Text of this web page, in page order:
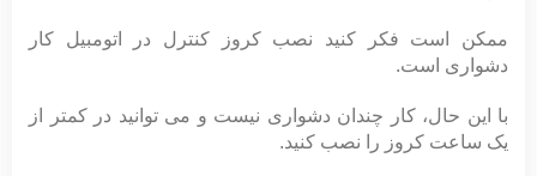
ممکن است فکر کنید نصب کروز کنترل در اتومبیل کار
دشواری است.
با این حال، کار چندان دشواری نیست و می توانید در کمتر از
یک ساعت کروز را نصب کنید.